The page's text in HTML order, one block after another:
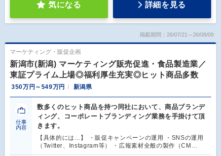
気になる 詳細を見る
掲載期間：26/07/21～26/08/09
マーケティング・販促企画
新潟市(新潟) マーケティング販売促進・食品製造業／
東証プライム上場◎福利厚生充実◎ヒット商品多数
350万円～549万円 新潟県
仕事
内容
数多くのヒット商品を持つ同社において、商品ブランデ
ィング、コーポレートブランディング業務を手掛けて頂
きます。
【具体的には…】 ・販促キャンペーンの運用 ・SNSの運用
（Twitter、Instagram等） ・広報素材全般の製作（CM…